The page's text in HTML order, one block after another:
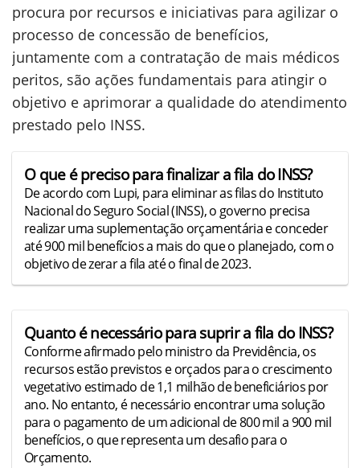
procura por recursos e iniciativas para agilizar o
processo de concessão de benefícios,
juntamente com a contratação de mais médicos
peritos, são ações fundamentais para atingir o
objetivo e aprimorar a qualidade do atendimento
prestado pelo INSS.
O que é preciso para finalizar a fila do INSS?
De acordo com Lupi, para eliminar as filas do Instituto
Nacional do Seguro Social (INSS), o governo precisa
realizar uma suplementação orçamentária e conceder
até 900 mil benefícios a mais do que o planejado, com o
objetivo de zerar a fila até o final de 2023.
Quanto é necessário para suprir a fila do INSS?
Conforme afirmado pelo ministro da Previdência, os
recursos estão previstos e orçados para o crescimento
vegetativo estimado de 1,1 milhão de beneficiários por
ano. No entanto, é necessário encontrar uma solução
para o pagamento de um adicional de 800 mil a 900 mil
benefícios, o que representa um desafio para o
Orçamento.